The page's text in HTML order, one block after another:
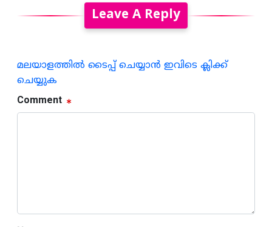
Leave A Reply
മലയാളത്തില്‍ ടൈപ്പ് ചെയ്യാന്‍ ഇവിടെ ക്ലിക്ക്
ചെയ്യുക
Comment